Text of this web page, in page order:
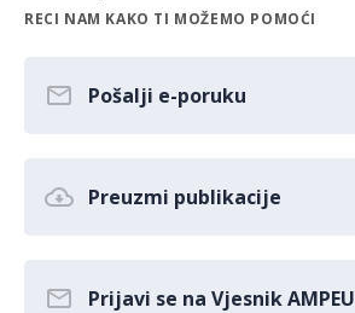
RECI NAM KAKO TI MOŽEMO POMOĆI
Pošalji e-poruku
Preuzmi publikacije
Prijavi se na Vjesnik AMPEU